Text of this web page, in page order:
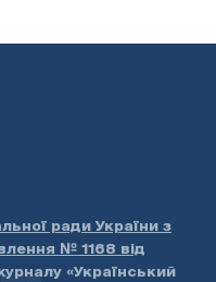
ради України з
№ 1168 від
«Український